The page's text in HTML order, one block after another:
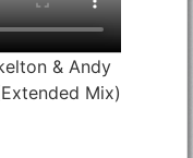
& Andy
Mix)